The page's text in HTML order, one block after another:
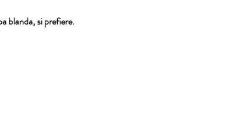
blanda, si prefiere.